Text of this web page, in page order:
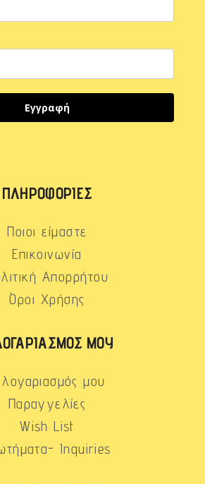
Εγγραφή
ΠΛΗΡΟΦΟΡΊΕΣ
Ποιοι είμαστε
Επικοινωνία
Απορρήτου
Όροι Χρήσης
ΜΟΥ
μου
Παραγγελίες
Wish List
Inquiries